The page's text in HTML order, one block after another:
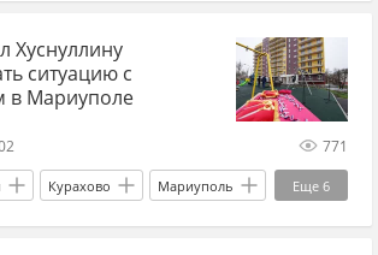
Зеленский ВСУ
военком
украинцы
Хуснуллину
ситуацию с
в Мариуполе
771
Еще 6
Курахово Мариуполь
Пушилин Марат Хуснуллин